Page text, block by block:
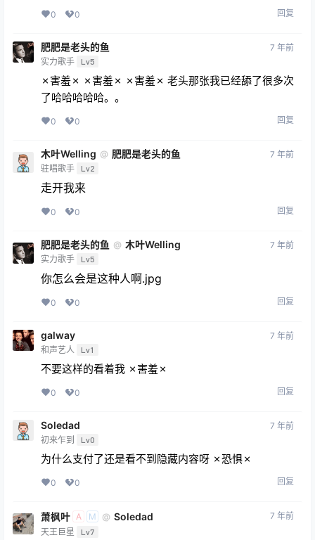
0 0 回复
肥肥是老头的鱼
实力歌手 Lv5
7 年前
✗害羞✗ ✗害羞✗ ✗害羞✗ 老头那张我已经舔了很多次
了哈哈哈哈哈。。
0 0 回复
木叶Welling @ 肥肥是老头的鱼
驻唱歌手 Lv2
7 年前
走开我来
0 0 回复
肥肥是老头的鱼 @ 木叶Welling
实力歌手 Lv5
7 年前
你怎么会是这种人啊.jpg
0 0 回复
galway
和声艺人 Lv1
7 年前
不要这样的看着我 ✗害羞✗
0 0 回复
Soledad
初来乍到 Lv0
7 年前
为什么支付了还是看不到隐藏内容呀 ✗恐惧✗
0 0 回复
萧枫叶 A M @ Soledad
天王巨星 Lv7
7 年前